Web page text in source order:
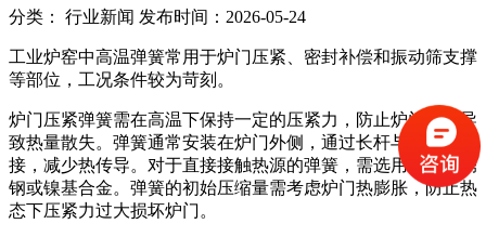
分类： 行业新闻 发布时间：2026-05-24
工业炉窑中高温弹簧常用于炉门压紧、密封补偿和振动筛支撑
等部位，工况条件较为苛刻。
炉门压紧弹簧需在高温下保持一定的压紧力，防止炉门变形导
致热量散失。弹簧通常安装在炉门外侧，通过长杆与炉门连
接，减少热传导。对于直接接触热源的弹簧，需选用耐热不锈
钢或镍基合金。弹簧的初始压缩量需考虑炉门热膨胀，防止热
态下压紧力过大损坏炉门。